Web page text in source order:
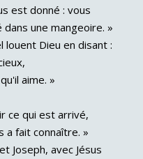
est donné : vous
une mangeoire. »
louent Dieu en disant :
aime. »
ce qui est arrivé,
a fait connaître. »
Joseph, avec Jésus